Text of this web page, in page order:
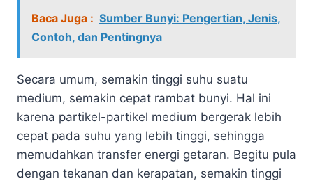
Baca Juga : Sumber Bunyi: Pengertian, Jenis,
Contoh, dan Pentingnya
Secara umum, semakin tinggi suhu suatu
medium, semakin cepat rambat bunyi. Hal ini
karena partikel-partikel medium bergerak lebih
cepat pada suhu yang lebih tinggi, sehingga
memudahkan transfer energi getaran. Begitu pula
dengan tekanan dan kerapatan, semakin tinggi